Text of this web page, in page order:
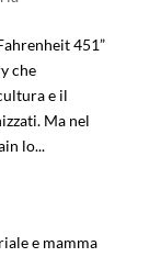
451”
che
e il
Ma nel
lo...
e mamma